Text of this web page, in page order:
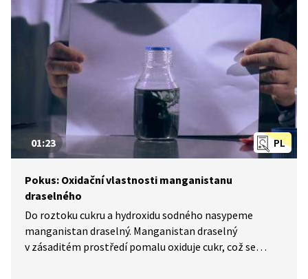
PL
01:23
Pokus: Oxidační vlastnosti manganistanu
draselného
Do roztoku cukru a hydroxidu sodného nasypeme
manganistan draselný. Manganistan draselný
v zásaditém prostředí pomalu oxiduje cukr, což se